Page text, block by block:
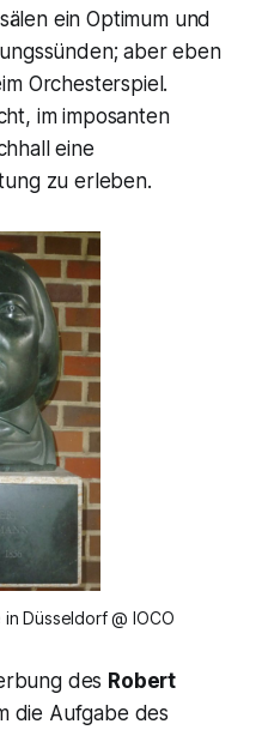
ein Optimum und
aber eben
Orchesterspiel.
im imposanten
eine
zu erleben.
Düsseldorf @ IOCO
des Robert
die Aufgabe des